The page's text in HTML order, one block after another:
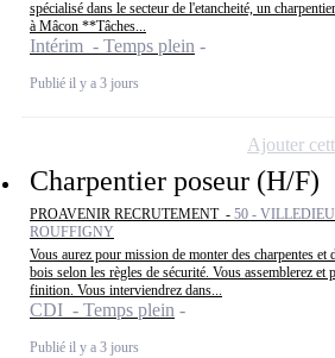
spécialisé dans le secteur de l'etancheité, un
à Mâcon **Tâches...
Intérim - Temps plein
Publié il y a 3 jours
Charpentier poseur (H/F)
PROAVENIR RECRUTEMENT - 50 -
ROUFFIGNY
Vous aurez pour mission de monter des charpentes et
bois selon les règles de sécurité. Vous assemblerez et
finition. Vous interviendrez dans...
CDI - Temps plein
Publié il y a 3 jours
Ajouter